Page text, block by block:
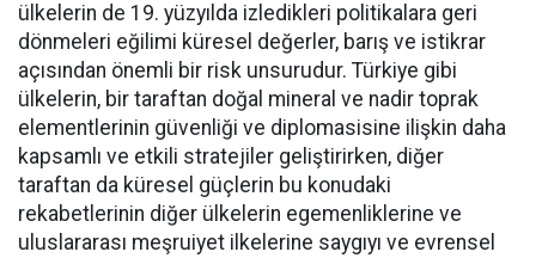
ülkelerin de 19. yüzyılda izledikleri politikalara geri
dönmeleri eğilimi küresel değerler, barış ve istikrar
açısından önemli bir risk unsurudur. Türkiye gibi
ülkelerin, bir taraftan doğal mineral ve nadir toprak
elementlerinin güvenliği ve diplomasisine ilişkin daha
kapsamlı ve etkili stratejiler geliştirirken, diğer
taraftan da küresel güçlerin bu konudaki
rekabetlerinin diğer ülkelerin egemenliklerine ve
uluslararası meşruiyet ilkelerine saygıyı ve evrensel